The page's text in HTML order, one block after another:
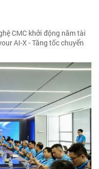
CMC khởi động năm tài
AI-X - Tăng tốc chuyển